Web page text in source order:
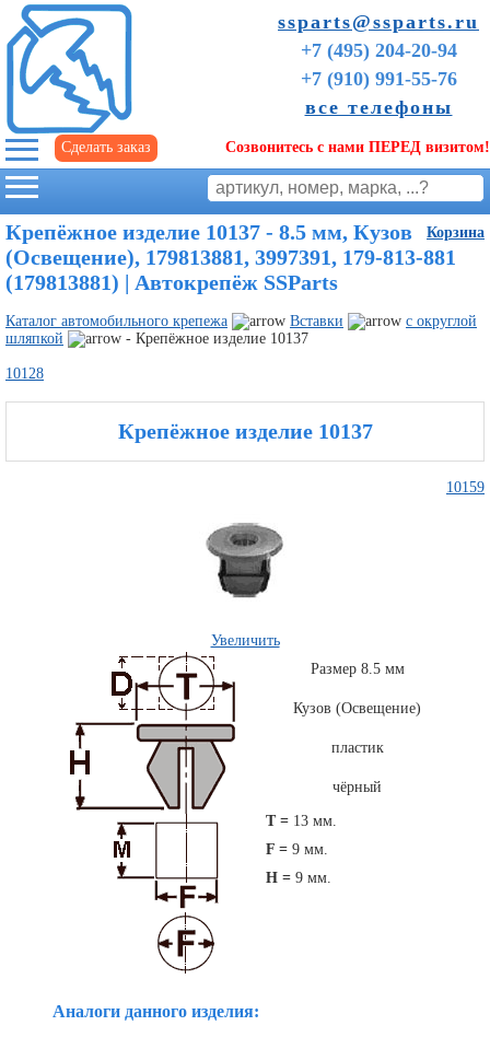
ssparts@ssparts.ru
+7 (495) 204-20-94
+7 (910) 991-55-76
все телефоны
Сделать заказ Созвонитесь с нами ПЕРЕД визитом!
Корзина
ходового
автокрепежа
оборудование
Крепёжное изделие 10137 - 8.5 мм, Кузов
(Освещение), 179813881, 3997391, 179-813-881
(179813881) | Автокрепёж SSParts
Каталог автомобильного крепежа Вставки
с округлой
шляпкой
- Крепёжное изделие 10137
10128
Крепёжное изделие 10137
10159
Увеличить
Размер 8.5 мм
Кузов (Освещение)
пластик
чёрный
T =13 мм.
F =9 мм.
H =9 мм.
Аналоги данного изделия: